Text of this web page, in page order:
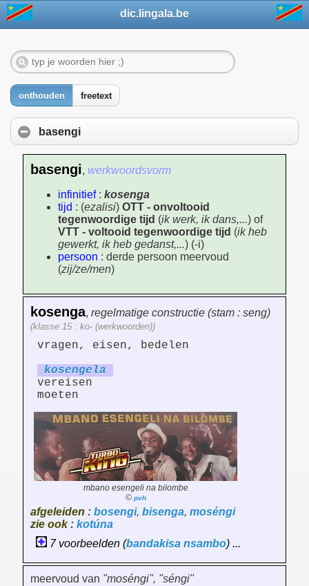
dic.lingala.be
onthouden freetext
basengi
basengi, werkwoordsvorm
infinitief: kosenga
tijd : (ezalisi) OTT - onvoltooid
tegenwoordige tijd (ik werk, ik dans,...) of
VTT - voltooid tegenwoordige tijd (ik heb
gewerkt, ik heb gedanst,...) (-i)
persoon : derde persoon meervoud
(zij/ze/men)
kosenga, regelmatige constructie (stam : seng)
(klasse 15 : ko- (werkwoorden))
vragen, eisen, bedelen
kosengela
vereisen
moeten
mbano esengeli na bilombe
© pvh
afgeleiden : bosengi, bisenga, moséngi
zie ook : kotúna
7 voorbeelden (bandakisa nsambo) ...
meervoud van "moséngi", "séngi"